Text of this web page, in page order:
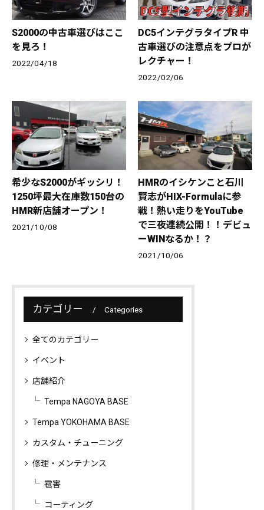
S2000の中古車選びはここ
を見ろ！
2022/04/18
DC5インテグラタイプR 中
古車選びの注意点をプロが
レクチャー！
2022/02/06
希少なS2000がギッシリ！
1250坪最大在庫数150台の
HMR新店舗オープン！
2021/10/08
HMRのイシケンこと石川
賢志がHIX-Formulaに参
戦！熱い走りをYouTube
で三夜連続公開！！デビュ
ーWINなるか！？
2021/10/06
カテゴリー Categories
全てのカテゴリー
イベント
店舗紹介
Tempa NAGOYA BASE
Tempa YOKOHAMA BASE
カスタム・チューニング
修理・メンテナンス
雹害
コーティング